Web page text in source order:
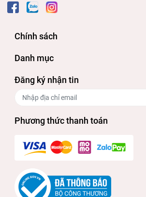
Chính sách
Danh mục
Đăng ký nhận tin
Phương thức thanh toán